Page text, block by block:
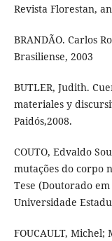
Revista Florestan,
BRANDÃO. Carlos
Brasiliense, 2003
BUTLER, Judith.
materiales y
Paidós,2008.
COUTO, Edvaldo
mutações do corpo
Tese (Doutorado
Universidade
FOUCAULT, Michel;